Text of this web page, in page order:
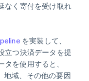
なく寄付を受け取れ
を実装して、
立つ決済データを提
を使用すると、
地域、その他の要因